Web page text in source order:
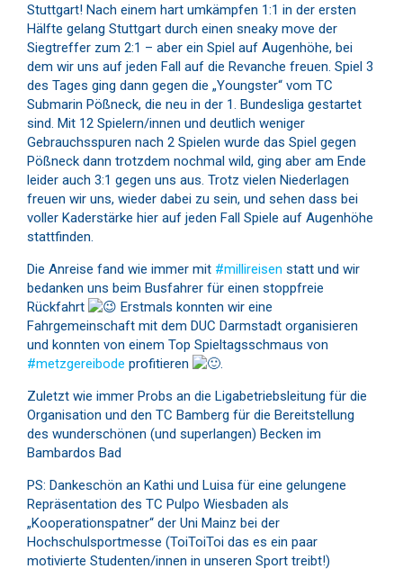
Stuttgart! Nach einem hart umkämpfen 1:1 in der ersten
Hälfte gelang Stuttgart durch einen sneaky move der
Siegtreffer zum 2:1 – aber ein Spiel auf Augenhöhe, bei
dem wir uns auf jeden Fall auf die Revanche freuen. Spiel 3
des Tages ging dann gegen die „Youngster“ vom TC
Submarin Pößneck, die neu in der 1. Bundesliga gestartet
sind. Mit 12 Spielern/innen und deutlich weniger
Gebrauchsspuren nach 2 Spielen wurde das Spiel gegen
Pößneck dann trotzdem nochmal wild, ging aber am Ende
leider auch 3:1 gegen uns aus. Trotz vielen Niederlagen
freuen wir uns, wieder dabei zu sein, und sehen dass bei
voller Kaderstärke hier auf jeden Fall Spiele auf Augenhöhe
stattfinden.
Die Anreise fand wie immer mit #millireisen statt und wir
bedanken uns beim Busfahrer für einen stoppfreie
Rückfahrt
Erstmals konnten wir eine
Fahrgemeinschaft mit dem DUC Darmstadt organisieren
und konnten von einem Top Spieltagsschmaus von
#metzgereibode profitieren
Zuletzt wie immer Probs an die Ligabetriebsleitung für die
Organisation und den TC Bamberg für die Bereitstellung
des wunderschönen (und superlangen) Becken im
Bambardos Bad
PS: Dankeschön an Kathi und Luisa für eine gelungene
Repräsentation des TC Pulpo Wiesbaden als
„Kooperationspatner“ der Uni Mainz bei der
Hochschulsportmesse (ToiToiToi das es ein paar
motivierte Studenten/innen in unseren Sport treibt!)